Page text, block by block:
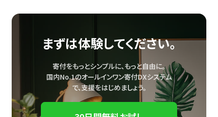
まずは体験してください。
寄付をもっとシンプルに、もっと自由に。
国内No.1のオールインワン寄付DXシステム
で、支援をはじめましょう。